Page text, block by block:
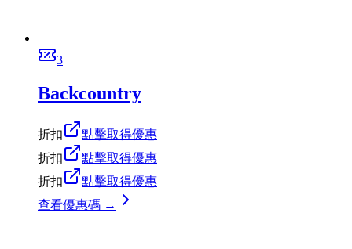
3
Backcountry
折扣
點擊取得優惠
折扣
點擊取得優惠
折扣
點擊取得優惠
查看優惠碼 →